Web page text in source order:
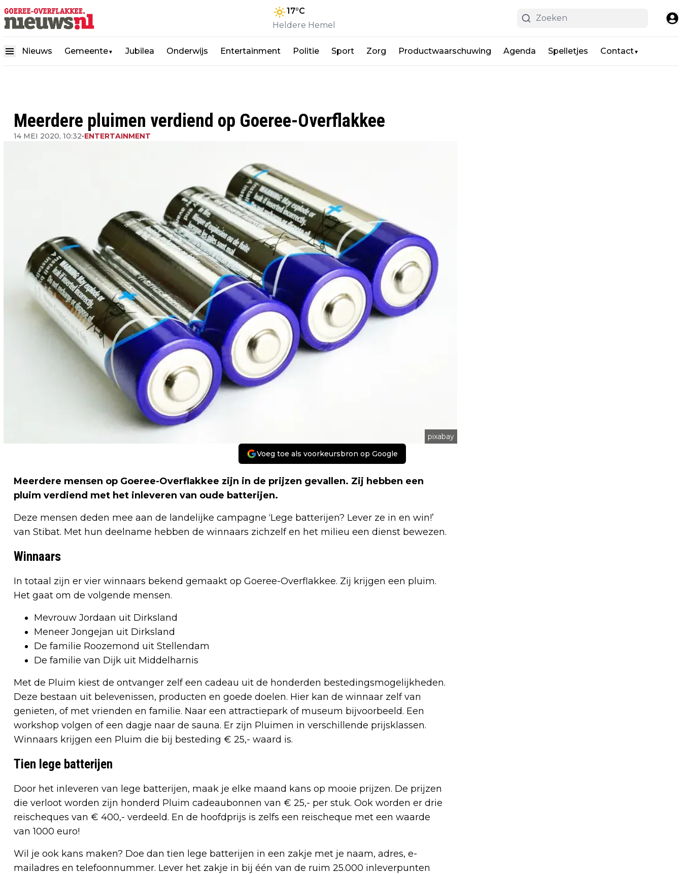
17°C
Heldere Hemel
Nieuws Gemeente▼ Jubilea Onderwijs Entertainment Politie Sport Zorg Productwaarschuwing Agenda Spelletjes Contact▼
Meerdere pluimen verdiend op Goeree-Overflakkee
14 MEI 2020, 10:32•ENTERTAINMENT
pixabay
Voeg toe als voorkeursbron op Google
Meerdere mensen op Goeree-Overflakkee zijn in de prijzen gevallen. Zij hebben een
pluim verdiend met het inleveren van oude batterijen.
Deze mensen deden mee aan de landelijke campagne ‘Lege batterijen? Lever ze in en win!’
van Stibat. Met hun deelname hebben de winnaars zichzelf en het milieu een dienst bewezen.
Winnaars
In totaal zijn er vier winnaars bekend gemaakt op Goeree-Overflakkee. Zij krijgen een pluim.
Het gaat om de volgende mensen.
Mevrouw Jordaan uit Dirksland
Meneer Jongejan uit Dirksland
De familie Roozemond uit Stellendam
De familie van Dijk uit Middelharnis
Met de Pluim kiest de ontvanger zelf een cadeau uit de honderden bestedingsmogelijkheden.
Deze bestaan uit belevenissen, producten en goede doelen. Hier kan de winnaar zelf van
genieten, of met vrienden en familie. Naar een attractiepark of museum bijvoorbeeld. Een
workshop volgen of een dagje naar de sauna. Er zijn Pluimen in verschillende prijsklassen.
Winnaars krijgen een Pluim die bij besteding € 25,- waard is.
Tien lege batterijen
Door het inleveren van lege batterijen, maak je elke maand kans op mooie prijzen. De prijzen
die verloot worden zijn honderd Pluim cadeaubonnen van € 25,- per stuk. Ook worden er drie
reischeques van € 400,- verdeeld. En de hoofdprijs is zelfs een reischeque met een waarde
van 1000 euro!
Wil je ook kans maken? Doe dan tien lege batterijen in een zakje met je naam, adres, e-
mailadres en telefoonnummer. Lever het zakje in bij één van de ruim 25.000 inleverpunten